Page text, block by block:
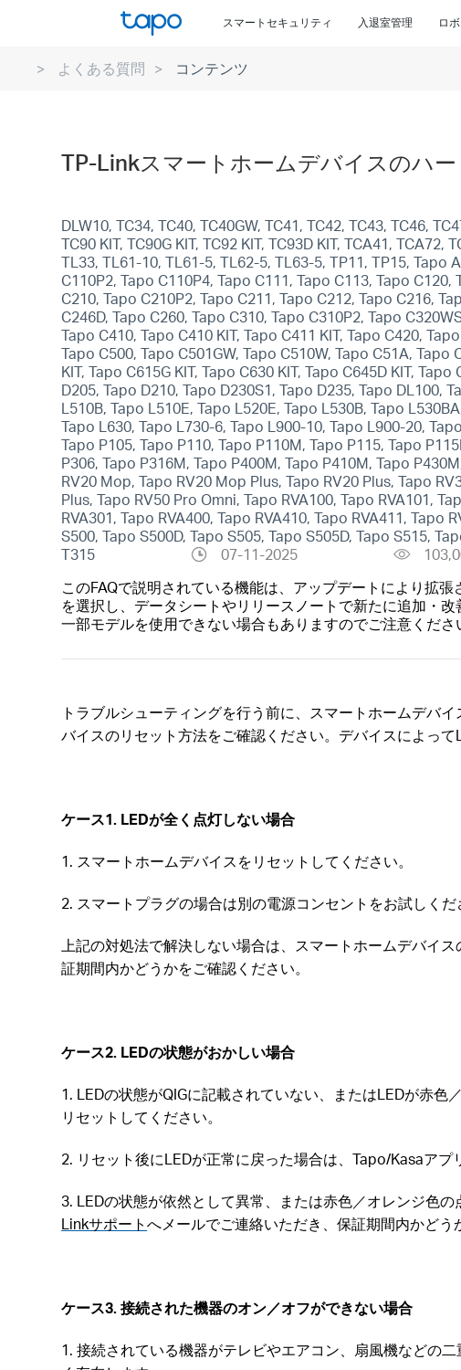
スマートセキュリティ 入退室管理 ロ
よくある質問 コンテンツ
TP-Linkスマートホームデバイスのハ
DLW10, TC34, TC40, TC40GW, TC41, TC42, TC43, TC46,
TC90 KIT, TC90G KIT, TC92 KIT, TC93D KIT, TCA41,
TL33, TL61-10, TL61-5, TL62-5, TL63-5, TP11, TP15, Tapo
C110P2, Tapo C110P4, Tapo C111, Tapo C113, Tapo
C210, Tapo C210P2, Tapo C211, Tapo C212, Tapo C216,
C246D, Tapo C260, Tapo C310, Tapo C310P2, Tapo
Tapo C410, Tapo C410 KIT, Tapo C411 KIT, Tapo C420,
Tapo C500, Tapo C501GW, Tapo C510W, Tapo C51A,
KIT, Tapo C615G KIT, Tapo C630 KIT, Tapo C645D KIT,
D205, Tapo D210, Tapo D230S1, Tapo D235, Tapo DL100,
L510B, Tapo L510E, Tapo L520E, Tapo L530B, Tapo
Tapo L630, Tapo L730-6, Tapo L900-10, Tapo L900-20,
Tapo P105, Tapo P110, Tapo P110M, Tapo P115, Tapo
P306, Tapo P316M, Tapo P400M, Tapo P410M, Tapo
RV20 Mop, Tapo RV20 Mop Plus, Tapo RV20 Plus, Tapo
Plus, Tapo RV50 Pro Omni, Tapo RVA100, Tapo RVA101,
RVA301, Tapo RVA400, Tapo RVA410, Tapo RVA411, Tapo
S500, Tapo S500D, Tapo S505, Tapo S505D, Tapo S515,
T315
07-11-2025
このFAQで説明されている機能は、アップデートにより拡
を選択し、データシートやリリースノートで新たに追加・
一部モデルを使用できない場合もありますのでご注意くださ
トラブルシューティングを行う前に、スマートホームデバ
バイスのリセット方法をご確認ください。デバイスによって
ケース1. LEDが全く点灯しない場合
1. スマートホームデバイスをリセットしてください。
2. スマートプラグの場合は別の電源コンセントをお試しく
上記の対処法で解決しない場合は、スマートホームデバイ
証期間内かどうかをご確認ください。
ケース2. LEDの状態がおかしい場合
1. LEDの状態がQIGに記載されていない、またはLEDが赤
リセットしてください。
2. リセット後にLEDが正常に戻った場合は、Tapo/Kasaア
3. LEDの状態が依然として異常、または赤色／オレンジ色
Linkサポートへメールでご連絡いただき、保証期間内かどう
ケース3. 接続された機器のオン／オフができない場合
1. 接続されている機器がテレビやエアコン、扇風機などの